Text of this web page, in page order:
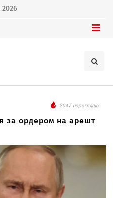
2026
2047 переглядів
за ордером на арешт